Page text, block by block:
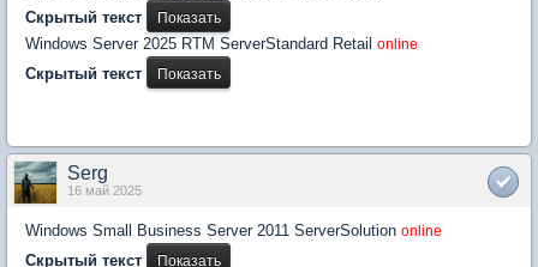
Скрытый текст
Windows Server 2025 RTM ServerStandard Retail online
Скрытый текст
Serg
16 май 2025
Windows Small Business Server 2011 ServerSolution online
Скрытый текст